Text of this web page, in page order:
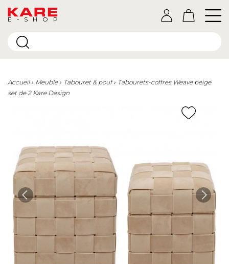
E-SHOP
Accueil Meuble Tabouret & pouf
Tabourets-coffres Weave beige
set de 2 Kare Design